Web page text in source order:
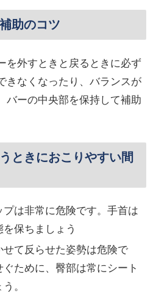
助のコツ
を外すときと戻るときに必ず
きなくなったり、バランスが
バーの中央部を保持して補助
ときにおこりやすい間
は非常に危険です。手首は
保ちましょう
て反らせた姿勢は危険で
ために、臀部は常にシート
。